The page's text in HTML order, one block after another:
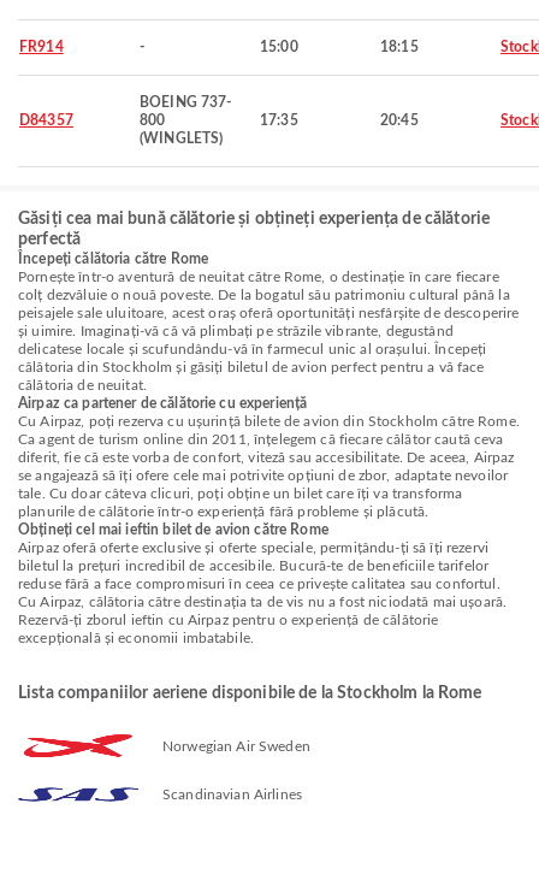
FR914 - 15:00 18:15
D84357
BOEING 737-
800
(WINGLETS)
17:35 20:45
Găsiți cea mai bună călătorie și obțineți experiența de călătorie
perfectă
Începeți călătoria către Rome
Pornește într-o aventură de neuitat către Rome, o destinație în care fiecare
colț dezvăluie o nouă poveste. De la bogatul său patrimoniu cultural până la
peisajele sale uluitoare, acest oraș oferă oportunități nesfârșite de descoperire
și uimire. Imaginați-vă că vă plimbați pe străzile vibrante, degustând
delicatese locale și scufundându-vă în farmecul unic al orașului. Începeți
călătoria din Stockholm și găsiți biletul de avion perfect pentru a vă face
călătoria de neuitat.
Airpaz ca partener de călătorie cu experiență
Cu Airpaz, poți rezerva cu ușurință bilete de avion din Stockholm către Rome.
Ca agent de turism online din 2011, înțelegem că fiecare călător caută ceva
diferit, fie că este vorba de confort, viteză sau accesibilitate. De aceea, Airpaz
se angajează să îți ofere cele mai potrivite opțiuni de zbor, adaptate nevoilor
tale. Cu doar câteva clicuri, poți obține un bilet care îți va transforma
planurile de călătorie într-o experiență fără probleme și plăcută.
Obțineți cel mai ieftin bilet de avion către Rome
Airpaz oferă oferte exclusive și oferte speciale, permițându-ți să îți rezervi
biletul la prețuri incredibil de accesibile. Bucură-te de beneficiile tarifelor
reduse fără a face compromisuri în ceea ce privește calitatea sau confortul.
Cu Airpaz, călătoria către destinația ta de vis nu a fost niciodată mai ușoară.
Rezervă-ți zborul ieftin cu Airpaz pentru o experiență de călătorie
excepțională și economii imbatabile.
Lista companiilor aeriene disponibile de la Stockholm la Rome
Norwegian Air Sweden
Scandinavian Airlines